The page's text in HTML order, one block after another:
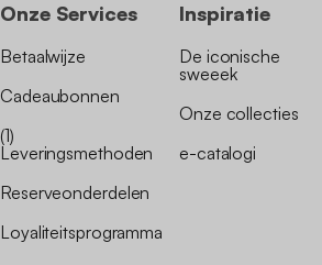
Onze Services
Betaalwijze
Cadeaubonnen
(1)
Leveringsmethoden
Reserveonderdelen
Loyaliteitsprogramma
Inspiratie
De iconische
sweeek
Onze collecties
e-catalogi